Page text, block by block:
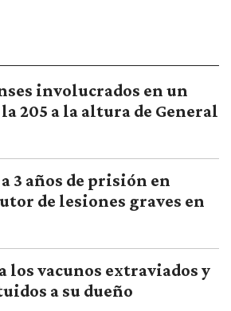
involucrados en un
205 a la altura de General
3 años de prisión en
de lesiones graves en
los vacunos extraviados y
a su dueño